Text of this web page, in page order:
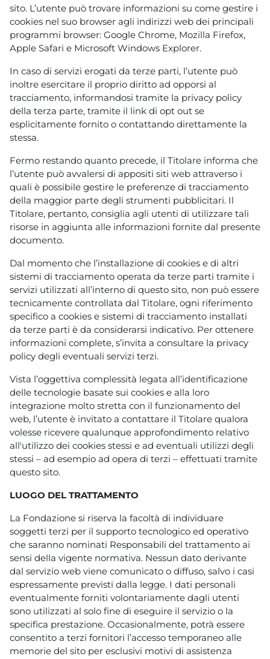
sito. L’utente può trovare informazioni su come gestire i
cookies nel suo browser agli indirizzi web dei principali
programmi browser: Google Chrome, Mozilla Firefox,
Apple Safari e Microsoft Windows Explorer.
In caso di servizi erogati da terze parti, l’utente può
inoltre esercitare il proprio diritto ad opporsi al
tracciamento, informandosi tramite la privacy policy
della terza parte, tramite il link di opt out se
esplicitamente fornito o contattando direttamente la
stessa.
Fermo restando quanto precede, il Titolare informa che
l’utente può avvalersi di appositi siti web attraverso i
quali è possibile gestire le preferenze di tracciamento
della maggior parte degli strumenti pubblicitari. Il
Titolare, pertanto, consiglia agli utenti di utilizzare tali
risorse in aggiunta alle informazioni fornite dal presente
documento.
Dal momento che l’installazione di cookies e di altri
sistemi di tracciamento operata da terze parti tramite i
servizi utilizzati all’interno di questo sito, non può essere
tecnicamente controllata dal Titolare, ogni riferimento
specifico a cookies e sistemi di tracciamento installati
da terze parti è da considerarsi indicativo. Per ottenere
informazioni complete, s’invita a consultare la privacy
policy degli eventuali servizi terzi.
Vista l’oggettiva complessità legata all’identificazione
delle tecnologie basate sui cookies e alla loro
integrazione molto stretta con il funzionamento del
web, l’utente è invitato a contattare il Titolare qualora
volesse ricevere qualunque approfondimento relativo
all'utilizzo dei cookies stessi e ad eventuali utilizzi degli
stessi – ad esempio ad opera di terzi – effettuati tramite
questo sito.
LUOGO DEL TRATTAMENTO
La Fondazione si riserva la facoltà di individuare
soggetti terzi per il supporto tecnologico ed operativo
che saranno nominati Responsabili del trattamento ai
sensi della vigente normativa. Nessun dato derivante
dal servizio web viene comunicato o diffuso, salvo i casi
espressamente previsti dalla legge. I dati personali
eventualmente forniti volontariamente dagli utenti
sono utilizzati al solo fine di eseguire il servizio o la
specifica prestazione. Occasionalmente, potrà essere
consentito a terzi fornitori l’accesso temporaneo alle
memorie del sito per esclusivi motivi di assistenza